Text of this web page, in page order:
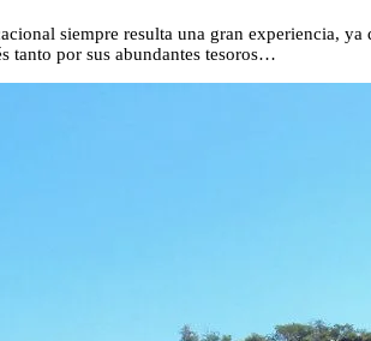
siempre resulta una gran experiencia,
tanto por sus abundantes tesoros…